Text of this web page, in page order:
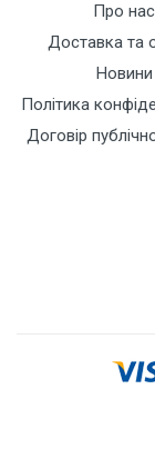
Про нас
Доставка та
Новини
Політика
Договір